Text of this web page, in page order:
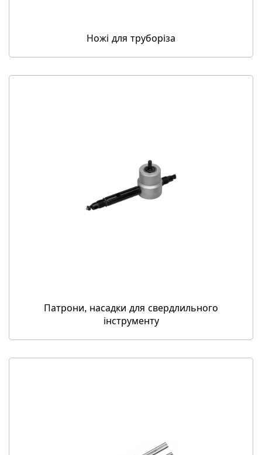
Ножі для труборіза
Патрони, насадки для свердлильного
інструменту